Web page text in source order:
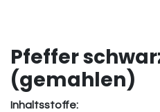
Pfeffer
(gemahlen)
Inhaltsstoffe: